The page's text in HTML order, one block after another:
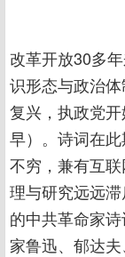
改革开放30多
识形态与政治
复兴，执政党
早）。诗词在
不穷，兼有互
理与研究远远
的中共革命家
家鲁迅、郁达